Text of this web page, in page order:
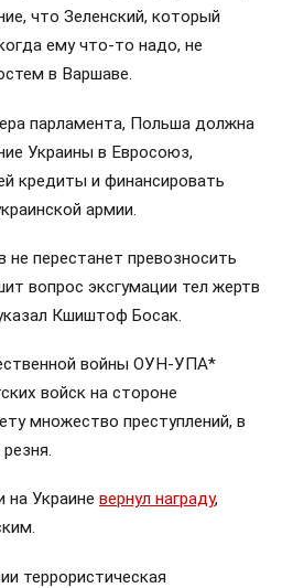
что Зеленский, который
ему что-то надо, не
в Варшаве.
парламента, Польша должна
Украины в Евросоюз,
кредиты и финансировать
армии.
не перестанет превозносить
вопрос эксгумации тел жертв
Кшиштоф Босак.
войны ОУН-УПА*
войск на стороне
множество преступлений, в
Украине вернул награду,
террористическая